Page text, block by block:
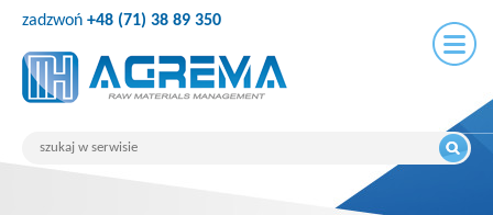
zadzwoń +48 (71) 38 89 350